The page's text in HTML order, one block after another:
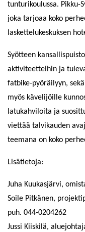
tunturikoulussa. Pikku-
joka tarjoaa koko
laskettelukeskuksen
Syötteen
aktiviteetteihin ja
fatbike-pyöräilyyn,
myös kävelijöille
latukahviloita ja
viettää talvikauden
teemana on koko
Lisätietoja:
Juha Kuukasjärvi,
Soile Pitkänen,
puh. 044-0204262
Jussi Kiiskilä,